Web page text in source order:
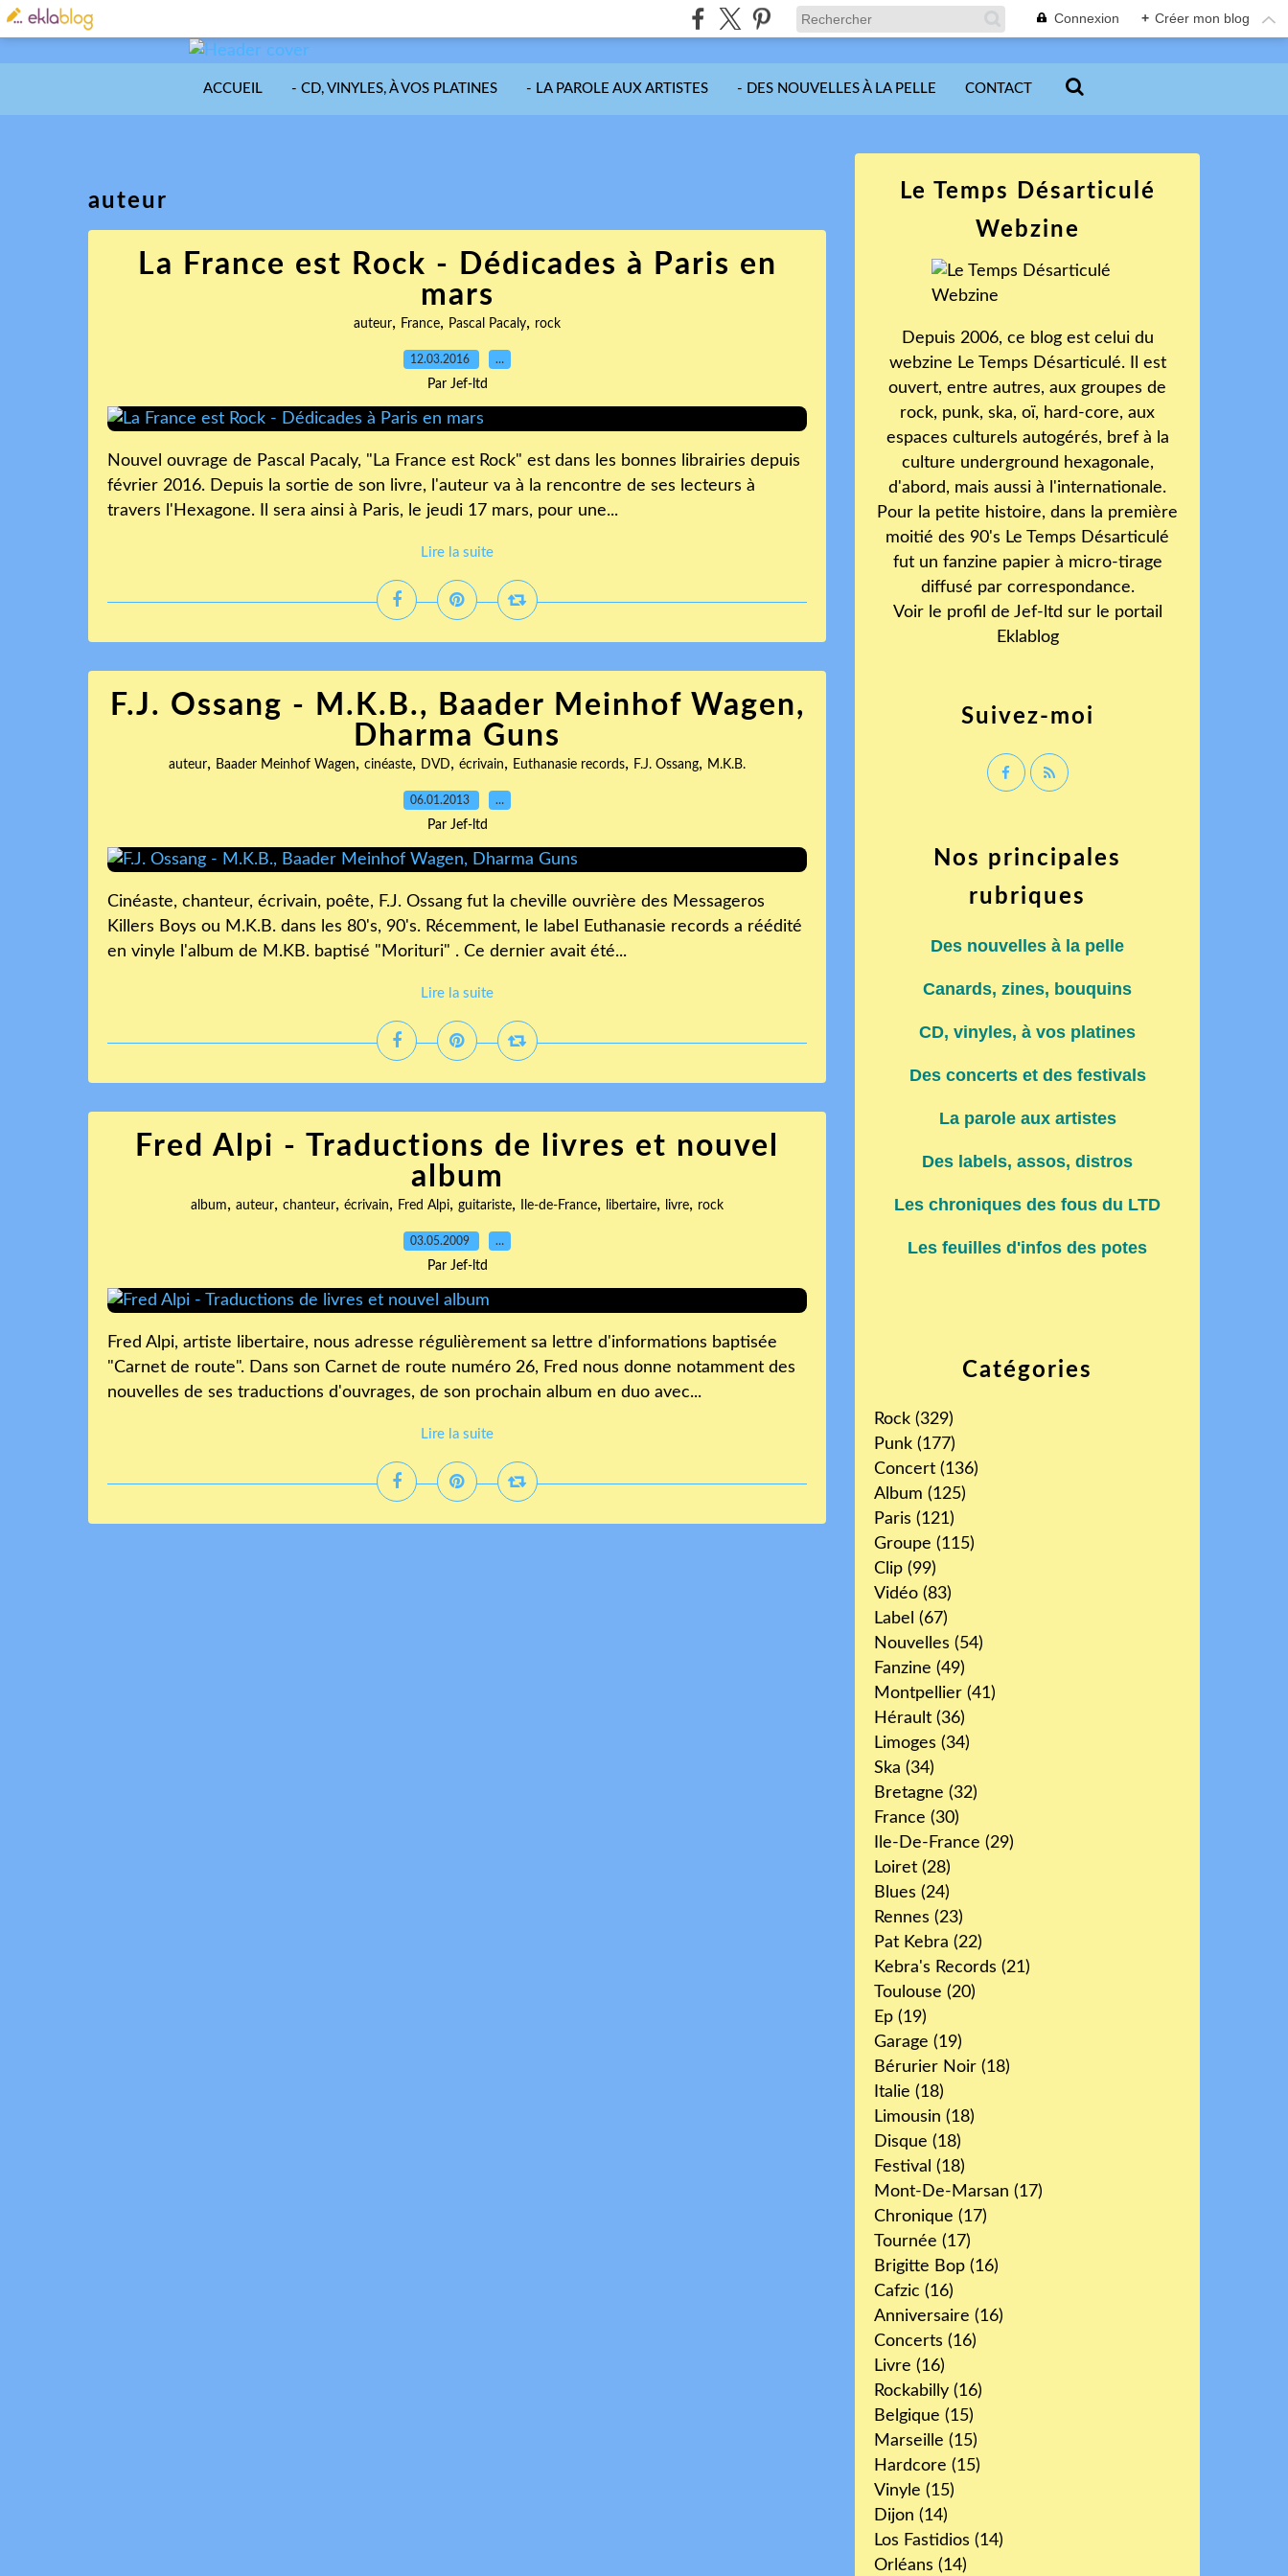
Connexion + Créer mon blog
ACCUEIL - CD, VINYLES, À VOS PLATINES - LA PAROLE AUX ARTISTES - DES NOUVELLES À LA PELLE CONTACT
auteur
La France est Rock - Dédicades à Paris en
mars
auteur, France, Pascal Pacaly, rock
12.03.2016 …
Par Jef-ltd
Nouvel ouvrage de Pascal Pacaly, "La France est Rock" est dans les bonnes librairies depuis
février 2016. Depuis la sortie de son livre, l'auteur va à la rencontre de ses lecteurs à
travers l'Hexagone. Il sera ainsi à Paris, le jeudi 17 mars, pour une...
Lire la suite
F.J. Ossang - M.K.B., Baader Meinhof Wagen,
Dharma Guns
auteur, Baader Meinhof Wagen, cinéaste, DVD, écrivain, Euthanasie records, F.J. Ossang, M.K.B.
06.01.2013 …
Par Jef-ltd
Cinéaste, chanteur, écrivain, poête, F.J. Ossang fut la cheville ouvrière des Messageros
Killers Boys ou M.K.B. dans les 80's, 90's. Récemment, le label Euthanasie records a réédité
en vinyle l'album de M.KB. baptisé "Morituri" . Ce dernier avait été...
Lire la suite
Fred Alpi - Traductions de livres et nouvel
album
album, auteur, chanteur, écrivain, Fred Alpi, guitariste, Ile-de-France, libertaire, livre, rock
03.05.2009 …
Par Jef-ltd
Fred Alpi, artiste libertaire, nous adresse régulièrement sa lettre d'informations baptisée
"Carnet de route". Dans son Carnet de route numéro 26, Fred nous donne notamment des
nouvelles de ses traductions d'ouvrages, de son prochain album en duo avec...
Lire la suite
Catégories
Rock (329)
Punk (177)
Concert (136)
Album (125)
Paris (121)
Groupe (115)
Clip (99)
Vidéo (83)
Label (67)
Nouvelles (54)
Fanzine (49)
Montpellier (41)
Hérault (36)
Limoges (34)
Ska (34)
Bretagne (32)
France (30)
Ile-De-France (29)
Loiret (28)
Blues (24)
Rennes (23)
Pat Kebra (22)
Kebra's Records (21)
Toulouse (20)
Ep (19)
Garage (19)
Bérurier Noir (18)
Italie (18)
Limousin (18)
Disque (18)
Festival (18)
Mont-De-Marsan (17)
Chronique (17)
Tournée (17)
Brigitte Bop (16)
Cafzic (16)
Anniversaire (16)
Concerts (16)
Livre (16)
Rockabilly (16)
Belgique (15)
Marseille (15)
Hardcore (15)
Vinyle (15)
Dijon (14)
Los Fastidios (14)
Orléans (14)
Le Temps Désarticulé
Webzine
Depuis 2006, ce blog est celui du
webzine Le Temps Désarticulé. Il est
ouvert, entre autres, aux groupes de
rock, punk, ska, oï, hard-core, aux
espaces culturels autogérés, bref à la
culture underground hexagonale,
d'abord, mais aussi à l'internationale.
Pour la petite histoire, dans la première
moitié des 90's Le Temps Désarticulé
fut un fanzine papier à micro-tirage
diffusé par correspondance.
Voir le profil de Jef-ltd sur le portail
Eklablog
Suivez-moi
Nos principales
rubriques
Des nouvelles à la pelle
Canards, zines, bouquins
CD, vinyles, à vos platines
Des concerts et des festivals
La parole aux artistes
Des labels, assos, distros
Les chroniques des fous du LTD
Les feuilles d'infos des potes